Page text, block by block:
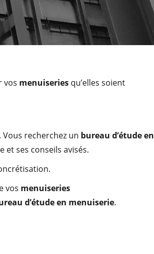
vos menuiseries qu’elles soient
recherchez un bureau d’étude en
ses conseils avisés.
vos menuiseries
d’étude en menuiserie.